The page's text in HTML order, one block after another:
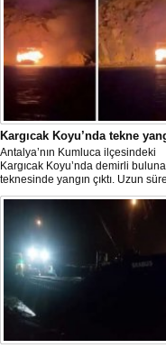
Kargıcak Koyu’nda tekne
Antalya’nın Kumluca ilçesindeki
Kargıcak Koyu’nda demirli
teknesinde yangın çıktı. Uzun
kullanılmadığı belirtilen ve
kimsenin bulunmadığı tekne,
karadan müdahale edememesi
nedeniyle tamamen yanarak
kullanılamaz hale geldi.